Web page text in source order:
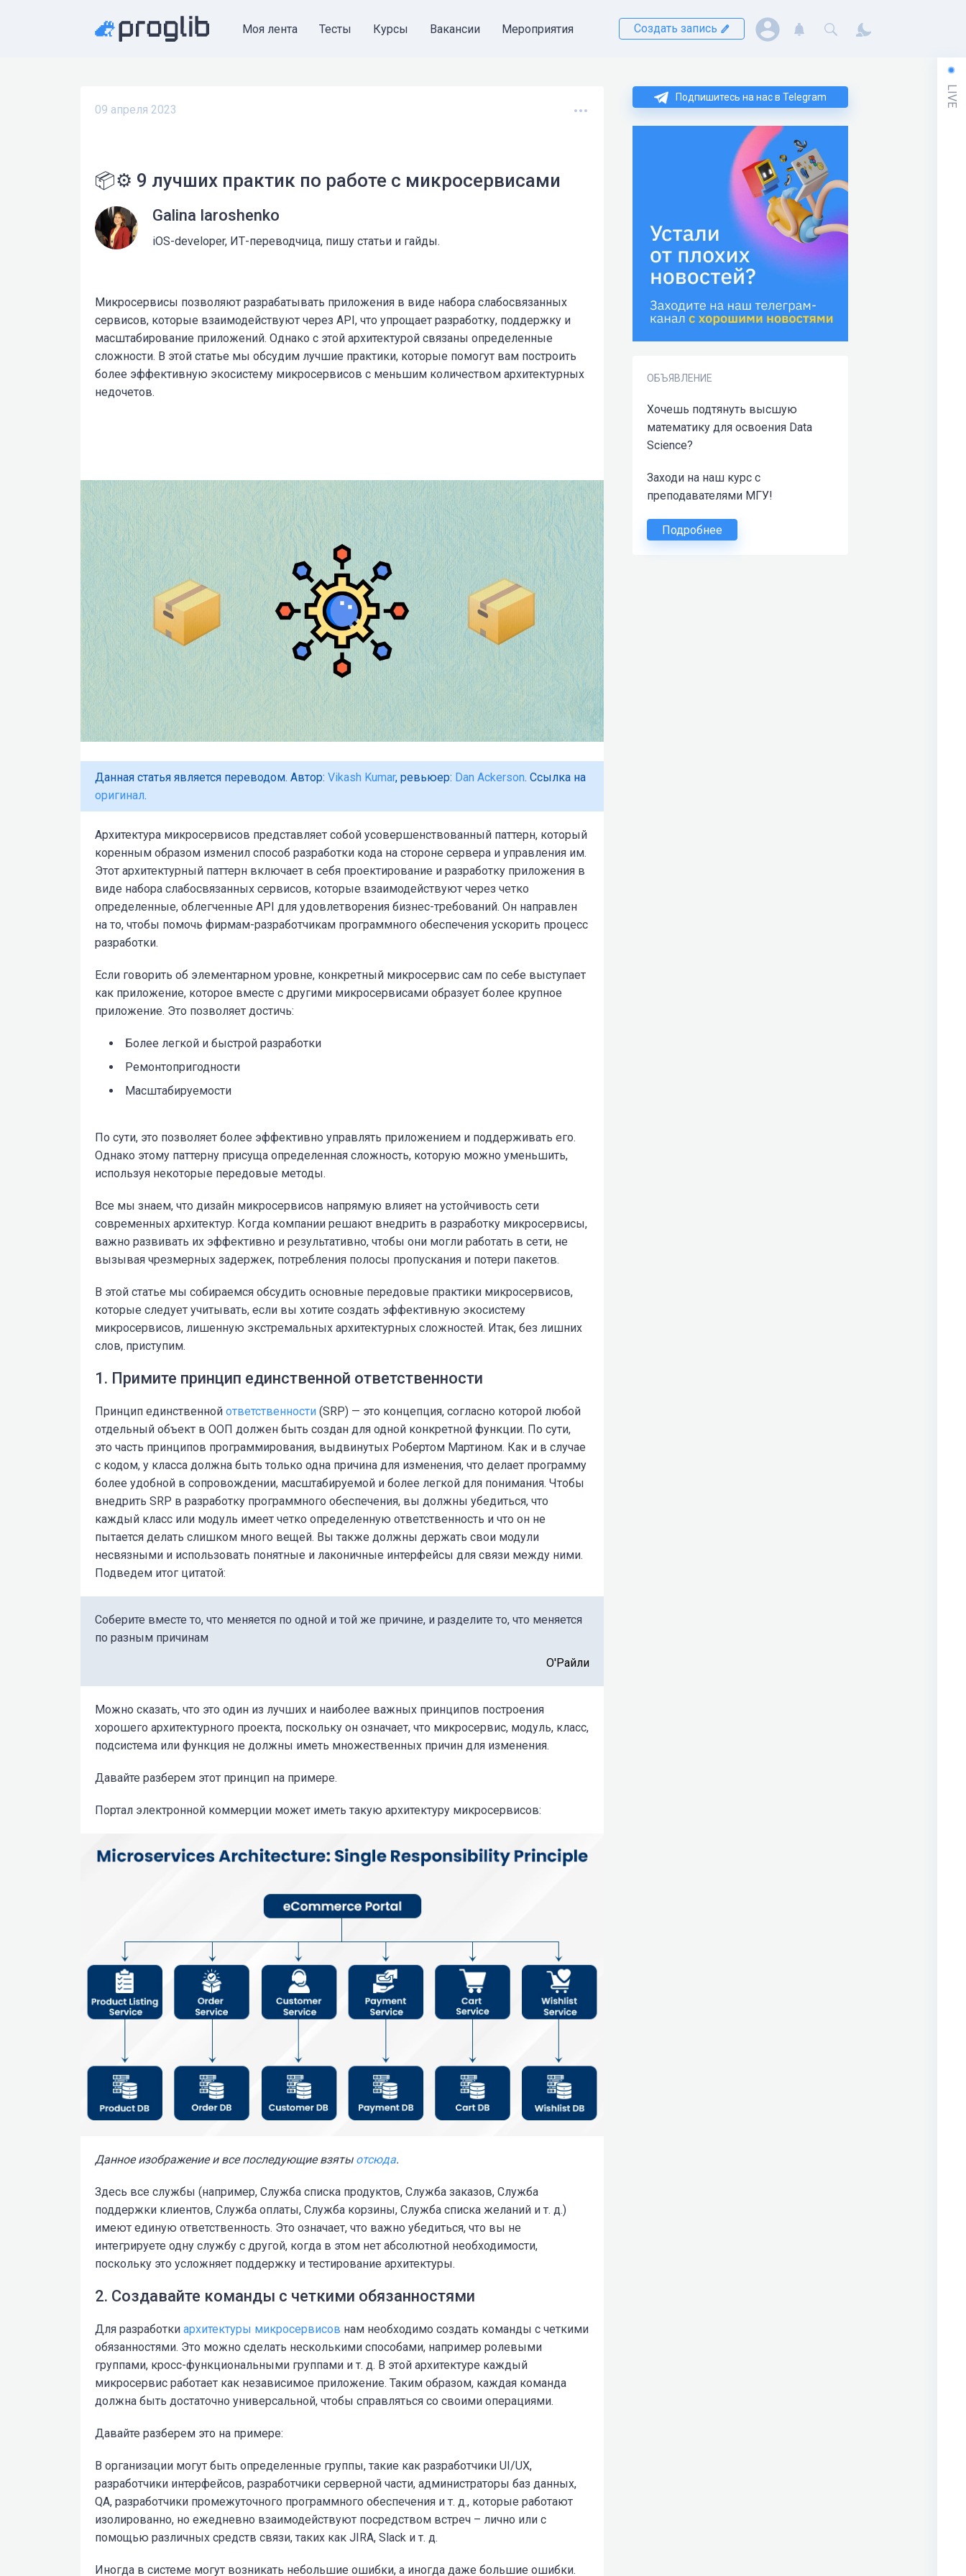
Моя лента Тесты Курсы Вакансии Мероприятия Создать запись
Подпишитесь на нас в Telegram
ОБЪЯВЛЕНИЕ
Хочешь подтянуть высшую
математику для освоения Data
Science?
Заходи на наш курс с
преподавателями МГУ!
Подробнее
09 апреля 2023
📦⚙️ 9 лучших практик по работе с микросервисами
Galina Iaroshenko
iOS-developer, ИТ-переводчица, пишу статьи и гайды.
Микросервисы позволяют разрабатывать приложения в виде набора слабосвязанных
сервисов, которые взаимодействуют через API, что упрощает разработку, поддержку и
масштабирование приложений. Однако с этой архитектурой связаны определенные
сложности. В этой статье мы обсудим лучшие практики, которые помогут вам построить
более эффективную экосистему микросервисов с меньшим количеством архитектурных
недочетов.
Данная статья является переводом. Автор: Vikash Kumar, ревьюер: Dan Ackerson. Ссылка на
оригинал.
Архитектура микросервисов представляет собой усовершенствованный паттерн, который
коренным образом изменил способ разработки кода на стороне сервера и управления им.
Этот архитектурный паттерн включает в себя проектирование и разработку приложения в
виде набора слабоcвязанных сервисов, которые взаимодействуют через четко
определенные, облегченные API для удовлетворения бизнес-требований. Он направлен
на то, чтобы помочь фирмам-разработчикам программного обеспечения ускорить процесс
разработки.
Если говорить об элементарном уровне, конкретный микросервис сам по себе выступает
как приложение, которое вместе с другими микросервисами образует более крупное
приложение. Это позволяет достичь:
Более легкой и быстрой разработки
Ремонтопригодности
Масштабируемости
По сути, это позволяет более эффективно управлять приложением и поддерживать его.
Однако этому паттерну присуща определенная сложность, которую можно уменьшить,
используя некоторые передовые методы.
Все мы знаем, что дизайн микросервисов напрямую влияет на устойчивость сети
современных архитектур. Когда компании решают внедрить в разработку микросервисы,
важно развивать их эффективно и результативно, чтобы они могли работать в сети, не
вызывая чрезмерных задержек, потребления полосы пропускания и потери пакетов.
В этой статье мы собираемся обсудить основные передовые практики микросервисов,
которые следует учитывать, если вы хотите создать эффективную экосистему
микросервисов, лишенную экстремальных архитектурных сложностей. Итак, без лишних
слов, приступим.
1. Примите принцип единственной ответственности
Принцип единственной ответственности (SRP) — это концепция, согласно которой любой
отдельный объект в ООП должен быть создан для одной конкретной функции. По сути,
это часть принципов программирования, выдвинутых Робертом Мартином. Как и в случае
с кодом, у класса должна быть только одна причина для изменения, что делает программу
более удобной в сопровождении, масштабируемой и более легкой для понимания. Чтобы
внедрить SRP в разработку программного обеспечения, вы должны убедиться, что
каждый класс или модуль имеет четко определенную ответственность и что он не
пытается делать слишком много вещей. Вы также должны держать свои модули
несвязными и использовать понятные и лаконичные интерфейсы для связи между ними.
Подведем итог цитатой:
Соберите вместе то, что меняется по одной и той же причине, и разделите то, что меняется
по разным причинам
О'Райли
Можно сказать, что это один из лучших и наиболее важных принципов построения
хорошего архитектурного проекта, поскольку он означает, что микросервис, модуль, класс,
подсистема или функция не должны иметь множественных причин для изменения.
Давайте разберем этот принцип на примере.
Портал электронной коммерции может иметь такую ​​архитектуру микросервисов:
Данное изображение и все последующие взяты отсюда.
Здесь все службы (например, Служба списка продуктов, Служба заказов, Служба
поддержки клиентов, Служба оплаты, Служба корзины, Служба списка желаний и т. д.)
имеют единую ответственность. Это означает, что важно убедиться, что вы не
интегрируете одну службу с другой, когда в этом нет абсолютной необходимости,
поскольку это усложняет поддержку и тестирование архитектуры.
2. Создавайте команды с четкими обязанностями
Для разработки архитектуры микросервисов нам необходимо создать команды с четкими
обязанностями. Это можно сделать несколькими способами, например ролевыми
группами, кросс-функциональными группами и т. д. В этой архитектуре каждый
микросервис работает как независимое приложение. Таким образом, каждая команда
должна быть достаточно универсальной, чтобы справляться со своими операциями.
Давайте разберем это на примере:
В организации могут быть определенные группы, такие как разработчики UI/UX,
разработчики интерфейсов, разработчики серверной части, администраторы баз данных,
QA, разработчики промежуточного программного обеспечения и т. д., которые работают
изолированно, но ежедневно взаимодействуют посредством встреч – лично или с
помощью различных средств связи, таких как JIRA, Slack и т. д.
Иногда в системе могут возникать небольшие ошибки, а иногда даже большие ошибки.
LIVE